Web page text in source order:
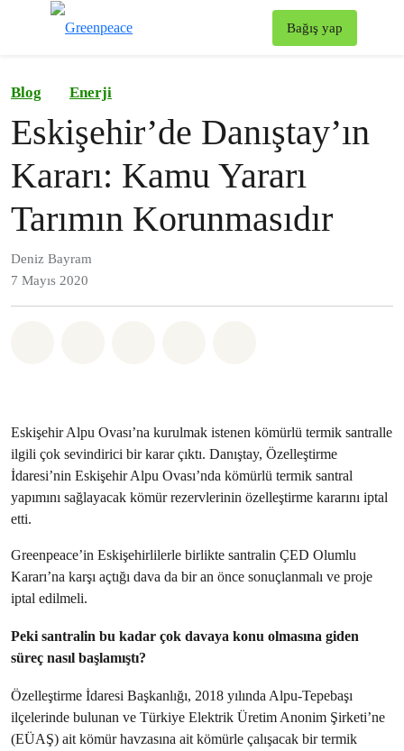
Bağış yap
Blog Enerji
Eskişehir’de Danıştay’ın
Kararı: Kamu Yararı
Tarımın Korunmasıdır
Deniz Bayram
7 Mayıs 2020
Eskişehir Alpu Ovası’na kurulmak istenen kömürlü termik santralle
ilgili çok sevindirici bir karar çıktı. Danıştay, Özelleştirme
İdaresi’nin Eskişehir Alpu Ovası’nda kömürlü termik santral
yapımını sağlayacak kömür rezervlerinin özelleştirme kararını iptal
etti.
Greenpeace’in Eskişehirlilerle birlikte santralin ÇED Olumlu
Kararı’na karşı açtığı dava da bir an önce sonuçlanmalı ve proje
iptal edilmeli.
Peki santralin bu kadar çok davaya konu olmasına giden
süreç nasıl başlamıştı?
Özelleştirme İdaresi Başkanlığı, 2018 yılında Alpu-Tepebaşı
ilçelerinde bulunan ve Türkiye Elektrik Üretim Anonim Şirketi’ne
(EÜAŞ) ait kömür havzasına ait kömürle çalışacak bir termik